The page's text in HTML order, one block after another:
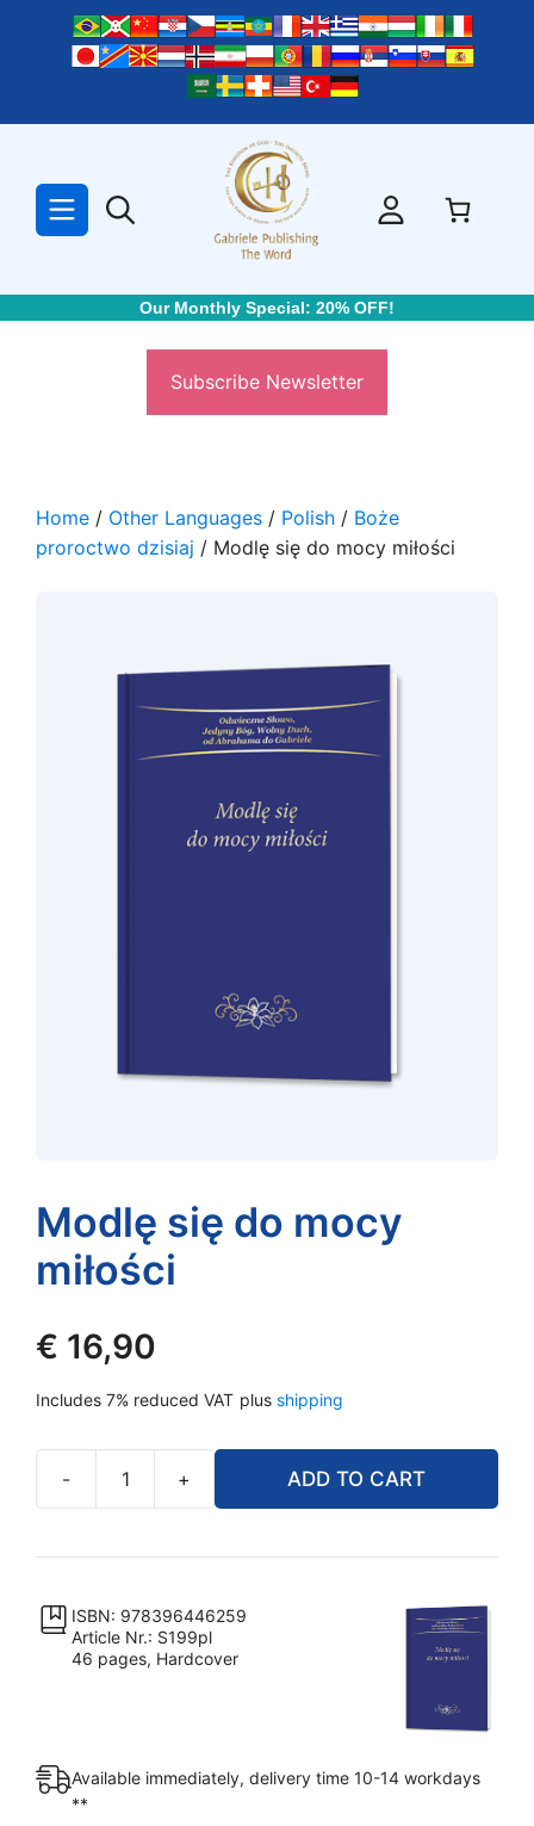
Our Monthly Special: 20% OFF!
Subscribe Newsletter
Home / Other Languages / Polish / Boże
proroctwo dzisiaj / Modlę się do mocy miłości
Modlę się do mocy
miłości
€ 16,90
Includes 7% reduced VAT plus shipping
-
do
miłości
+ ADD TO CART
ISBN: 978396446259
Article Nr.: S199pl
46 pages, Hardcover
Available immediately, delivery time 10-14 workdays
**